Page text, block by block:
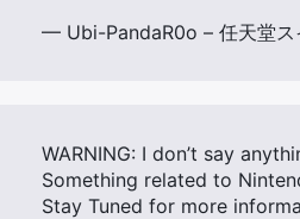
— Ubi-PandaR0o – 任天堂ス
WARNING: I don’t say
Something related to
Stay Tuned for more